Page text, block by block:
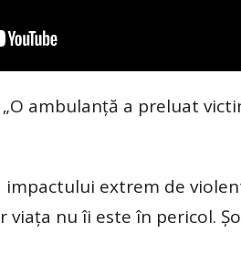
„O ambulanţă a preluat
impactului extrem de
nu îi este în pericol.